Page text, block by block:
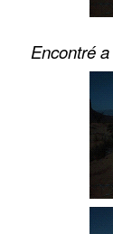
Encontré a